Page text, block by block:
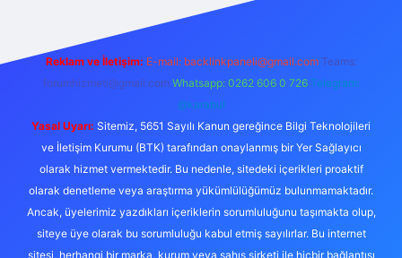
Reklam ve İletişim: E-mail: backlinkpaneli@gmail.com Teams:
forumhizmeti@gmail.com Whatsapp: 0262 606 0 726 Telegram:
@karabul
Yasal Uyarı: Sitemiz, 5651 Sayılı Kanun gereğince Bilgi Teknolojileri
ve İletişim Kurumu (BTK) tarafından onaylanmış bir Yer Sağlayıcı
olarak hizmet vermektedir. Bu nedenle, sitedeki içerikleri proaktif
olarak denetleme veya araştırma yükümlülüğümüz bulunmamaktadır.
Ancak, üyelerimiz yazdıkları içeriklerin sorumluluğunu taşımakta olup,
siteye üye olarak bu sorumluluğu kabul etmiş sayılırlar. Bu internet
sitesi, herhangi bir marka, kurum veya şahıs şirketi ile hiçbir bağlantısı